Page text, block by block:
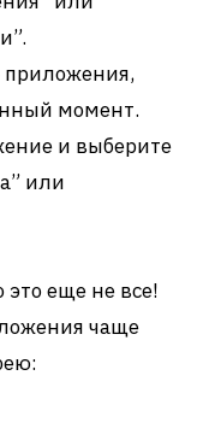
приложения,
момент.
и выберите
или
это еще не все!
чаще